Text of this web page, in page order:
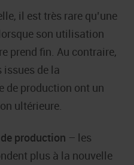
il est très rare qu’une
son utilisation
prend fin. Au contraire,
issues de la
de production ont un
ultérieure.
production – les
plus à la nouvelle